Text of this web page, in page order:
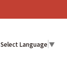
Select Language▼